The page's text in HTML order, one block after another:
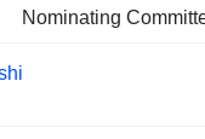
Nominating